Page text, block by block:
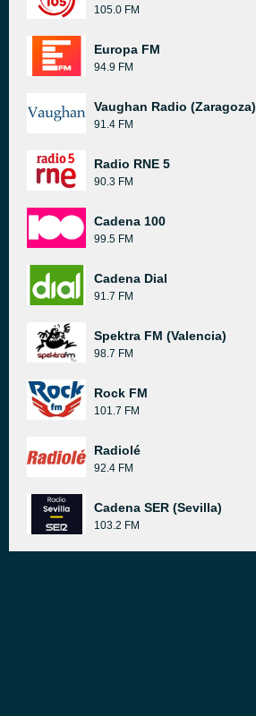
105.0 FM
Europa FM
94.9 FM
Vaughan Radio (Zaragoza)
91.4 FM
Radio RNE 5
90.3 FM
Cadena 100
99.5 FM
Cadena Dial
91.7 FM
Spektra FM (Valencia)
98.7 FM
Rock FM
101.7 FM
Radiolé
92.4 FM
Cadena SER (Sevilla)
103.2 FM